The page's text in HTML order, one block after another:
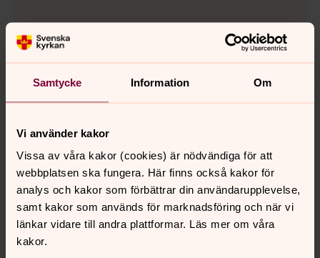
Samtycke Information Om
Vi använder kakor
Vissa av våra kakor (cookies) är nödvändiga för att
webbplatsen ska fungera. Här finns också kakor för
analys och kakor som förbättrar din användarupplevelse,
samt kakor som används för marknadsföring och när vi
länkar vidare till andra plattformar. Läs mer om våra
kakor.
Joakim Olsson Kruse
Organist, Körledare, Hässleholms församling
Direkt:0451-77 62 35
E-post:joakim.olssonkruse@svenskakyrkan.se